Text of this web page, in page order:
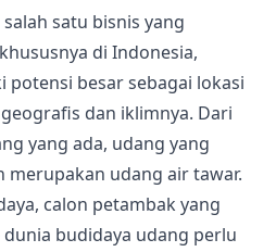
satu bisnis yang
di Indonesia,
potensi besar sebagai lokasi
dan iklimnya. Dari
yang ada, udang yang
merupakan udang air tawar.
, calon petambak yang
budidaya udang perlu